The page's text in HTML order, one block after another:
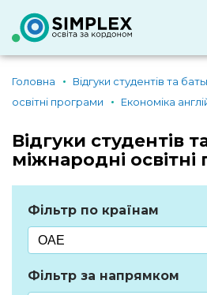
Головна
Відгуки студентів та
освітні програми
Економіка
Відгуки студентів
міжнародні
Фільтр по країнам
Фільтр за напрямком